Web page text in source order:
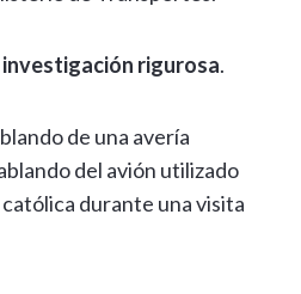
investigación rigurosa.
de una avería
del avión utilizado
durante una visita